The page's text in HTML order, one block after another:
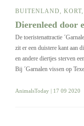
BUITENLAND, KORT,
Dierenleed door
De toeristenattractie
zit er een duistere kant aan
en andere diertjes sterven
Bij ´Garnalen vissen op
AnimalsToday | 17 09 2020